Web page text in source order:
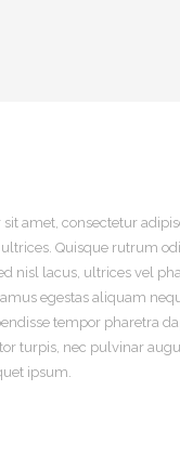
amet, consectetur
Quisque rutrum
nisl lacus, ultrices vel
egestas aliquam
tempor pharetra
turpis, nec pulvinar
ipsum.